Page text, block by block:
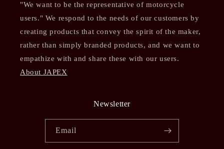
"We want to be the representative of motorcycle
users." We respond to the needs of our customers by
creating products that convey the spirit of the maker,
rather than simply branded products, and we want to
empathize with and share these with our users.
About JAPEX
Newsletter
Email